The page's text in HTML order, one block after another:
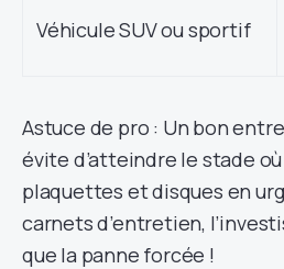
Véhicule SUV ou sportif
Astuce de pro : Un bon
évite d’atteindre le stade
plaquettes et disques en
carnets d’entretien,
que la panne forcée !